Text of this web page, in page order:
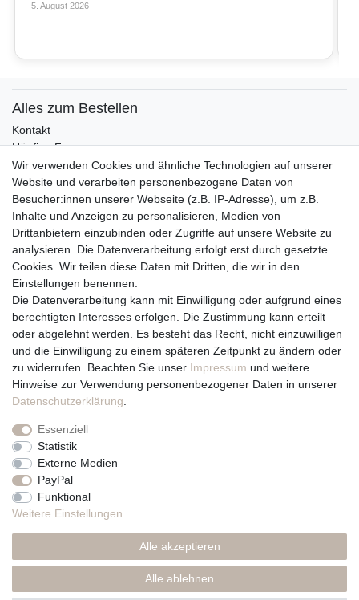
5. August 2026
Alles zum Bestellen
Kontakt
Häufige Fragen
Zahlungsmöglichkeiten
Versandbedingungen
Widerrufsrecht
Vertrag widerrufen
Über uns und unsere Kerzen
Team
Unternehmen / Philosophie
Kerzenpflege und Abbrennhinweise
Unsere Kerzenlieferanten
Du erreichst uns von
Montag bis Freitag 10 bis 17 Uhr
Telefonisch und per Whatsapp
erreichst Du uns unter:
+49 561 287 907 84
Rechtliches
Impressum
Datenschutzerklärung
* Preise inkl. MwSt., zzgl. Versand(DE)
Wir verwenden Cookies und ähnliche Technologien auf unserer
Website und verarbeiten personenbezogene Daten von
Besucher:innen unserer Webseite (z.B. IP-Adresse), um z.B.
Inhalte und Anzeigen zu personalisieren, Medien von
Drittanbietern einzubinden oder Zugriffe auf unsere Website zu
analysieren. Die Datenverarbeitung erfolgt erst durch gesetzte
Cookies. Wir teilen diese Daten mit Dritten, die wir in den
Einstellungen benennen.
Die Datenverarbeitung kann mit Einwilligung oder aufgrund eines
berechtigten Interesses erfolgen. Die Zustimmung kann erteilt
oder abgelehnt werden. Es besteht das Recht, nicht einzuwilligen
und die Einwilligung zu einem späteren Zeitpunkt zu ändern oder
zu widerrufen. Beachten Sie unser Impressum und weitere
Hinweise zur Verwendung personenbezogener Daten in unserer
Daten­schutz­erklärung
Essenziell
Statistik
Externe Medien
PayPal
Funktional
Weitere Einstellungen
Alle akzeptieren
Alle ablehnen